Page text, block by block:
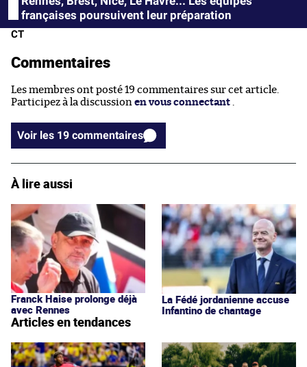
françaises poursuivent leur préparation
CT
Commentaires
Les membres ont posté 19 commentaires sur cet article.
Participez à la discussion en vous connectant
Voir les 19 commentaires
À lire aussi
Franck Haise prolonge déjà
avec Rennes
La Fédé jordanienne accuse
Infantino de chantage
Articles en tendances